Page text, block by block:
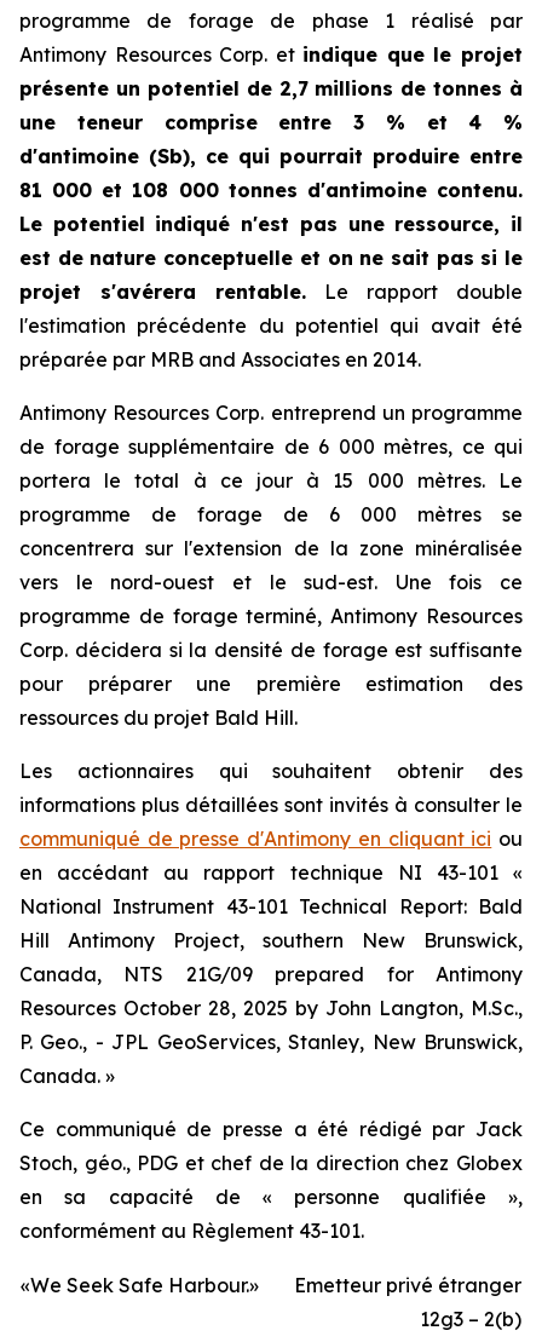
programme de forage de phase 1 réalisé par
Antimony Resources Corp. et indique que le projet
présente un potentiel de 2,7 millions de tonnes à
une teneur comprise entre 3 % et 4 %
d'antimoine (Sb), ce qui pourrait produire entre
81 000 et 108 000 tonnes d'antimoine contenu.
Le potentiel indiqué n'est pas une ressource, il
est de nature conceptuelle et on ne sait pas si le
projet s'avérera rentable. Le rapport double
l'estimation précédente du potentiel qui avait été
préparée par MRB and Associates en 2014.
Antimony Resources Corp. entreprend un programme
de forage supplémentaire de 6 000 mètres, ce qui
portera le total à ce jour à 15 000 mètres. Le
programme de forage de 6 000 mètres se
concentrera sur l'extension de la zone minéralisée
vers le nord-ouest et le sud-est. Une fois ce
programme de forage terminé, Antimony Resources
Corp. décidera si la densité de forage est suffisante
pour préparer une première estimation des
ressources du projet Bald Hill.
Les actionnaires qui souhaitent obtenir des
informations plus détaillées sont invités à consulter le
communiqué de presse d'Antimony en cliquant ici ou
en accédant au rapport technique NI 43-101 «
National Instrument 43-101 Technical Report: Bald
Hill Antimony Project, southern New Brunswick,
Canada, NTS 21G/09 prepared for Antimony
Resources October 28, 2025 by John Langton, M.Sc.,
P. Geo., - JPL GeoServices, Stanley, New Brunswick,
Canada. »
Ce communiqué de presse a été rédigé par Jack
Stoch, géo., PDG et chef de la direction chez Globex
en sa capacité de « personne qualifiée »,
conformément au Règlement 43-101.
«We Seek Safe Harbour.»
Emetteur privé étranger
12g3 – 2(b)